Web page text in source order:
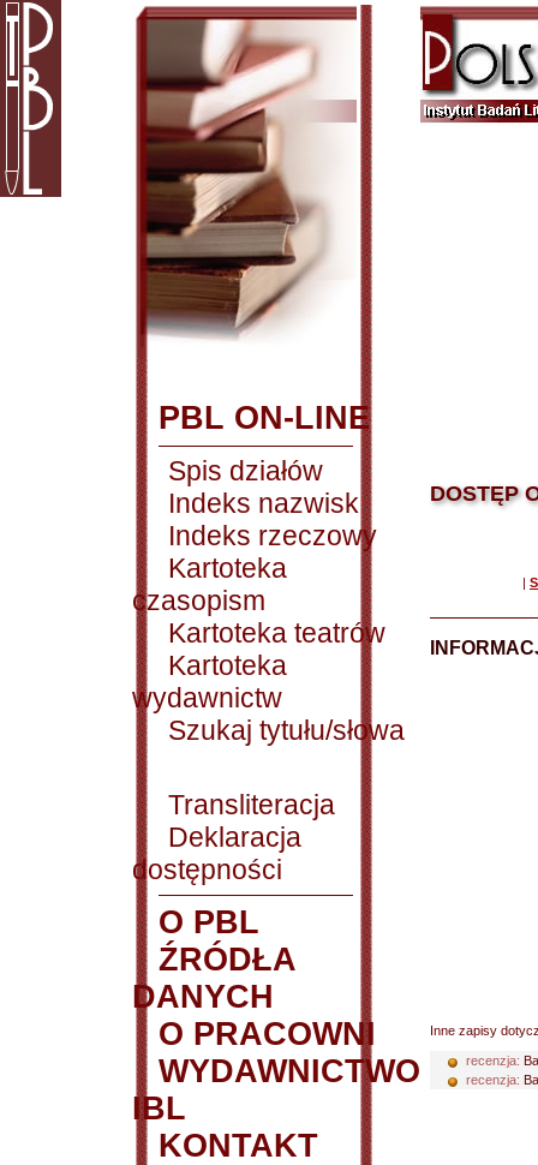
PBL ON-LINE
Spis działów
Indeks nazwisk
Indeks rzeczowy
Kartoteka
czasopism
Kartoteka teatrów
Kartoteka
wydawnictw
Szukaj tytułu/słowa
Transliteracja
Deklaracja
dostępności
O PBL
ŹRÓDŁA
DANYCH
O PRACOWNI
WYDAWNICTWO
IBL
KONTAKT
DOSTĘP
|
Inne zapisy
recenzja:
recenzja: